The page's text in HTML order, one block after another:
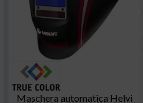
Maschera automatica Helvi